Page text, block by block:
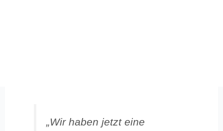
„Wir haben jetzt eine